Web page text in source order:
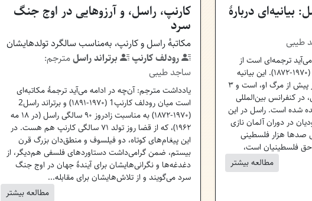
بیانیه‌ای دربارهٔ
طیبی
ترجمه‌ای است از
آخرین بیانیهٔ عمومی برتراند راسل (۱۹۷۰-۱۸۷۲). این بیانیه
مورخ ۳۱ ژانویهٔ ۱۹۷۰، یعنی دو روز پیش از مرگ او، ‌است و ۳
در کنفرانس بین‌المللی
شده است. راسل در این
در دوران آلمان نازی
صدها هزار فلسطینی
حق فلسطینیان است،
مطالعه بیشتر
کارنپ، راسل، و آرزوهایی در اوج جنگ
سرد
مکاتبه‌ٔ راسل و کارنپ، به‌مناسب سالگرد تولدهایشان
رودلف کارنپ
برتراند راسلمترجم:
ساجد طیبی
یادداشت مترجم: آن‌چه در ادامه می‌آید ترجمهٔ مکاتبه‌ای
است میان رودلف کارنپ1 (۱۹۷۰-۱۸۹۱) و برتراند راسل2
(۱۹۷۰-۱۸۷۲) به مناسبت زادروز ۹۰ سالگی راسل (در ۱۸ مه
۱۹۶۲)، که از قضا روز تولد ۷۱ سالگی کارنپ هم هست. در
این پیغام‌های کوتاه، دو فیلسوف و منطق‌دان بزرگ قرن
بیستم، ضمن گرامی‌داشت دستاوردهای فلسفی هم‌دیگر، از
دغدغه‌ها و نگرانی‌هایشان برای آیندهٔ جهان در اوج جنگ
سرد می‌گویند و از تلاش‌هایشان برای مقابله...
مطالعه بیشتر